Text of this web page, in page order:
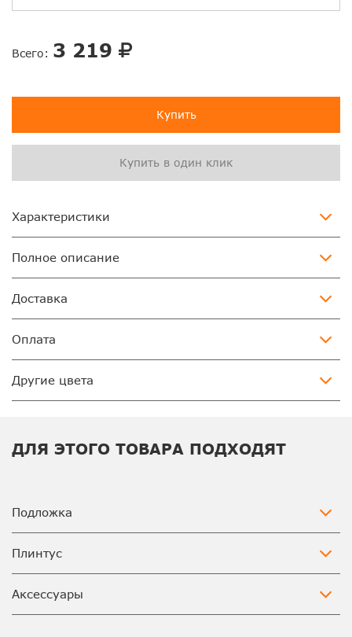
Всего: 3 219
Купить
Купить в один клик
Характеристики
Полное описание
Доставка
Оплата
Другие цвета
ДЛЯ ЭТОГО ТОВАРА ПОДХОДЯТ
Подложка
Плинтус
Аксессуары